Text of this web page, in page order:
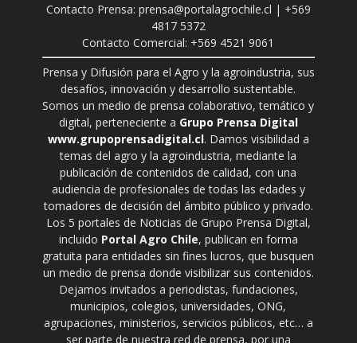
Contacto Prensa: prensa@portalagrochile.cl | +569
4817 5372
Contacto Comercial: +569 4521 9061
Prensa y Difusión para el Agro y la agroindustria, sus
desafíos, innovación y desarrollo sustentable.
Somos un medio de prensa colaborativo, temático y
digital, perteneciente a Grupo Prensa Digital
www.grupoprensadigital.cl. Damos visibilidad a
temas del agro y la agroindustria, mediante la
publicación de contenidos de calidad, con una
audiencia de profesionales de todas las edades y
tomadores de decisión del ámbito público y privado.
Los 5 portales de Noticias de Grupo Prensa Digital,
incluido Portal Agro Chile, publican en forma
gratuita para entidades sin fines lucros, que busquen
un medio de prensa donde visibilizar sus contenidos.
Dejamos invitados a periodistas, fundaciones,
municipios, colegios, universidades, ONG,
agrupaciones, ministerios, servicios públicos, etc… a
ser parte de nuestra red de prensa, por una